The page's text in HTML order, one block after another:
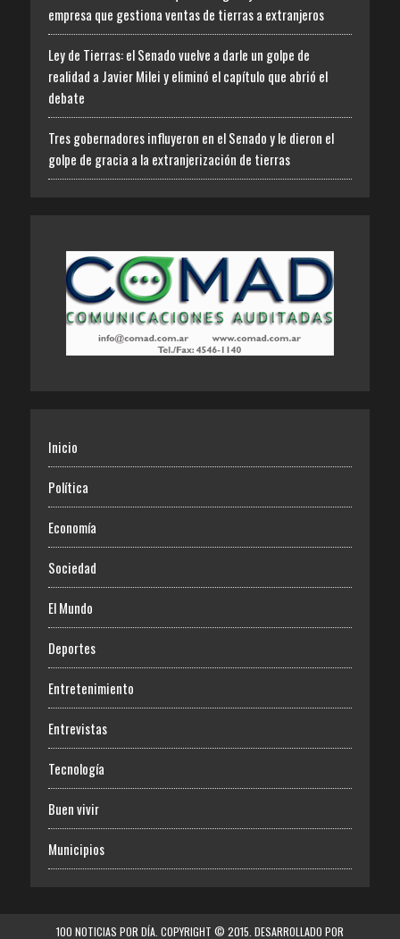
empresa que gestiona ventas de tierras a extranjeros
Ley de Tierras: el Senado vuelve a darle un golpe de
realidad a Javier Milei y eliminó el capítulo que abrió el
debate
Tres gobernadores influyeron en el Senado y le dieron el
golpe de gracia a la extranjerización de tierras
Inicio
Política
Economía
Sociedad
El Mundo
Deportes
Entretenimiento
Entrevistas
Tecnología
Buen vivir
Municipios
100 NOTICIAS POR DÍA. COPYRIGHT © 2015. DESARROLLADO POR